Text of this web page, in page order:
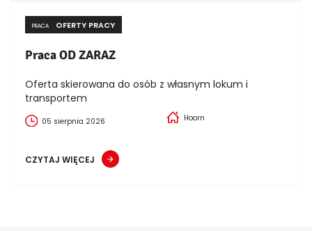
PRACA OFERTY PRACY
Praca OD ZARAZ
Oferta skierowana do osób z własnym lokum i
transportem
05 sierpnia 2026 Hoorn
CZYTAJ WIĘCEJ